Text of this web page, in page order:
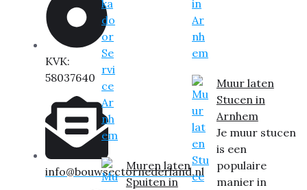
KVK:
58037640
info@bouwsectornederland.nl
Muren laten
Spuiten in
Muur laten
Stucen in
Arnhem
Je muur stucen
is een
populaire
manier in